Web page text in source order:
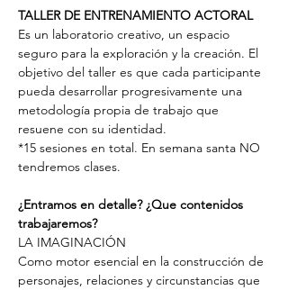
TALLER DE ENTRENAMIENTO ACTORAL
Es un laboratorio creativo, un espacio
seguro para la exploración y la creación. El
objetivo del taller es que cada participante
pueda desarrollar progresivamente una
metodología propia de trabajo que
resuene con su identidad.
*15 sesiones en total. En semana santa NO
tendremos clases.
¿Entramos en detalle? ¿Que contenidos
trabajaremos?
LA IMAGINACIÓN
Como motor esencial en la construcción de
personajes, relaciones y circunstancias que